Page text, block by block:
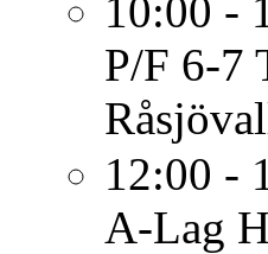
10:00 -
P/F 6-7
12:00 -
A-Lag